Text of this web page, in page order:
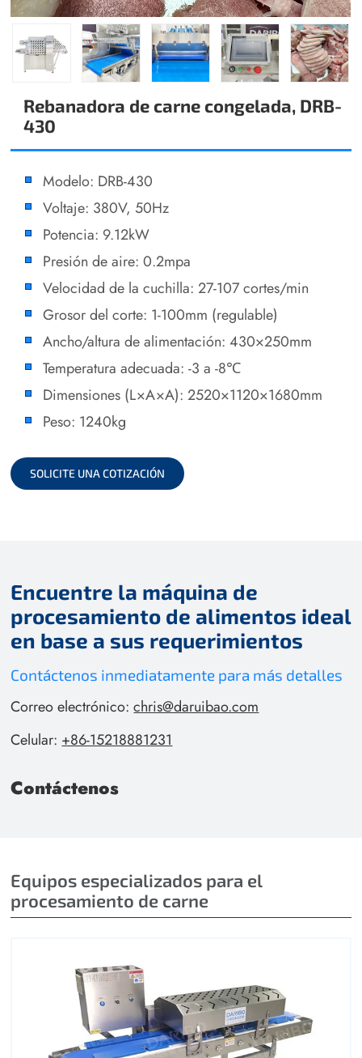
Rebanadora de carne congelada, DRB-
430
Modelo: DRB-430
Voltaje: 380V, 50Hz
Potencia: 9.12kW
Presión de aire: 0.2mpa
Velocidad de la cuchilla: 27-107 cortes/min
Grosor del corte: 1-100mm (regulable)
Ancho/altura de alimentación: 430×250mm
Temperatura adecuada: -3 a -8℃
Dimensiones (L×A×A): 2520×1120×1680mm
Peso: 1240kg
SOLICITE UNA COTIZACIÓN
Encuentre la máquina de
procesamiento de alimentos ideal
en base a sus requerimientos
Contáctenos inmediatamente para más detalles
Correo electrónico:chris@daruibao.com
Celular: +86-15218881231
Contáctenos
Equipos especializados para el
procesamiento de carne